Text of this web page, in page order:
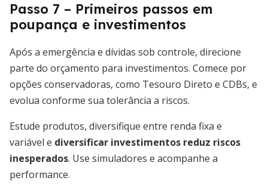
Passo 7 – Primeiros passos em
poupança e investimentos
Após a emergência e dívidas sob controle, direcione
parte do orçamento para investimentos. Comece por
opções conservadoras, como Tesouro Direto e CDBs, e
evolua conforme sua tolerância a riscos.
Estude produtos, diversifique entre renda fixa e
variável e diversificar investimentos reduz riscos
inesperados. Use simuladores e acompanhe a
performance.